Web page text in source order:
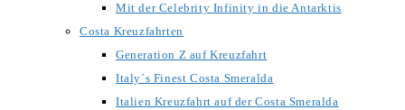
Mit der Celebrity Infinity in die Antarktis
Costa Kreuzfahrten
Generation Z auf Kreuzfahrt
Italy´s Finest Costa Smeralda
Italien Kreuzfahrt auf der Costa Smeralda